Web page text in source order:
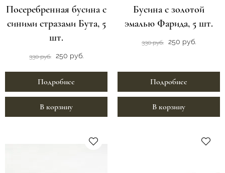
Посеребренная бусина с
синими стразами Бута, 5
шт.
330 руб. 250 руб.
Подробнее
В корзину
Бусина с золотой
эмалью Фарида, 5 шт.
330 руб. 250 руб.
Подробнее
В корзину